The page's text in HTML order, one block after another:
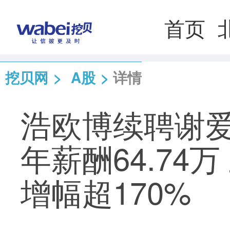
首页
挖贝网 > A股 > 详情
浩欧博续聘谢
年薪酬64.74
增幅超170%